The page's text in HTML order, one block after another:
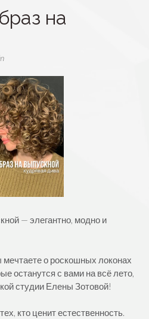
на
— элегантно, модно и
о роскошных локонах
останутся с вами на всё лето,
студии Елены Зотовой!
кто ценит естественность.